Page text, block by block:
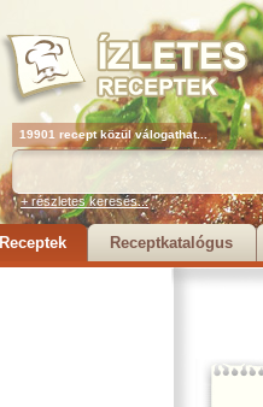
19901 recept közül válogathat...
+ részletes keresés...
Receptek Receptkatalógus